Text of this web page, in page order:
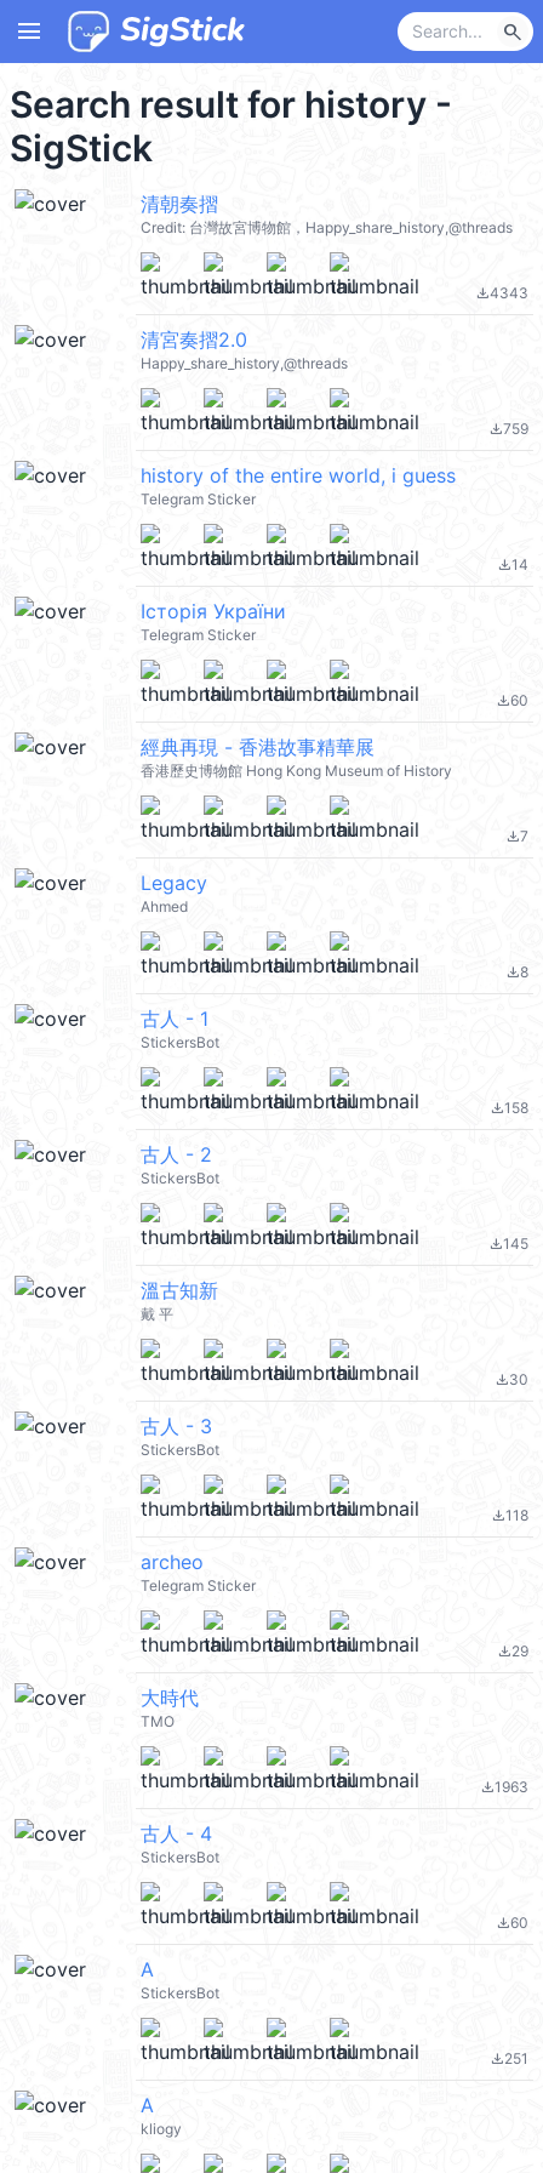
menu search
Search result for history -
SigStick
清朝奏摺
Credit: 台灣故宮博物館，Happy_share_history,@threads
file_download4343
清宮奏摺2.0
Happy_share_history,@threads
file_download759
history of the entire world, i guess
Telegram Sticker
file_download14
Історія України
Telegram Sticker
file_download60
經典再現 - 香港故事精華展
香港歷史博物館 Hong Kong Museum of History
file_download7
Legacy
Ahmed
file_download8
古人 - 1
StickersBot
file_download158
古人 - 2
StickersBot
file_download145
溫古知新
戴 平
file_download30
古人 - 3
StickersBot
file_download118
archeo
Telegram Sticker
file_download29
大時代
TMO
file_download1963
古人 - 4
StickersBot
file_download60
A
StickersBot
file_download251
A
kliogy